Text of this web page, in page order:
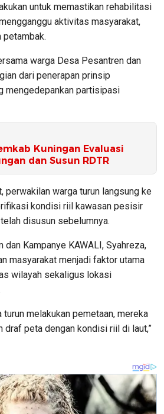
untuk memastikan rehabilitasi
aktivitas masyarakat,
petambak.
warga Desa Pesantren dan
dari penerapan prinsip
mengedepankan partisipasi
Kuningan Evaluasi
dan Susun RDTR
perwakilan warga turun langsung ke
kondisi riil kawasan pesisir
disusun sebelumnya.
dan Kampanye KAWALI, Syahreza,
masyarakat menjadi faktor utama
wilayah sekaligus lokasi
turun melakukan pemetaan, mereka
draf peta dengan kondisi riil di laut,”